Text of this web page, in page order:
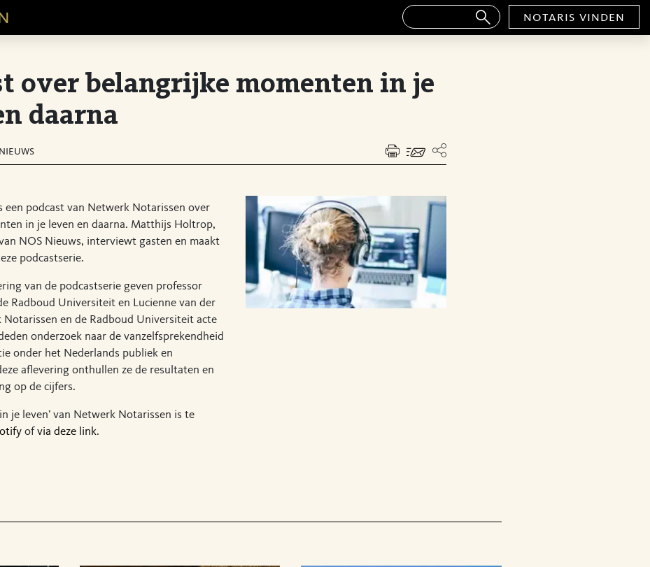
notaris vinden
over belangrijke momenten in je
daarna
nieuws
een podcast van Netwerk Notarissen over
in je leven en daarna. Matthijs Holtrop,
NOS Nieuws, interviewt gasten en maakt
podcastserie.
van de podcastserie geven professor
Radboud Universiteit en Lucienne van der
Notarissen en de Radboud Universiteit acte
onderzoek naar de vanzelfsprekendheid
onder het Nederlands publiek en
aflevering onthullen ze de resultaten en
op de cijfers.
in je leven’ van Netwerk Notarissen is te
ofvia deze link.